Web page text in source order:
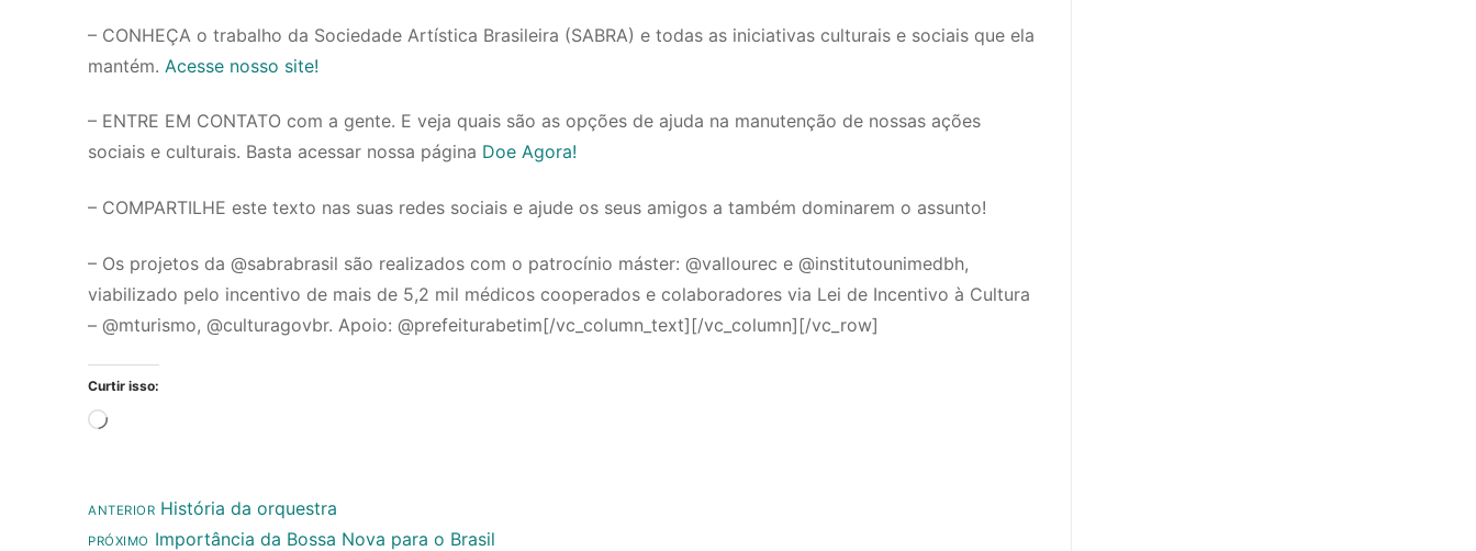
– CONHEÇA o trabalho da Sociedade Artística Brasileira (SABRA) e todas as iniciativas culturais e sociais que ela
mantém. Acesse nosso site!
– ENTRE EM CONTATO com a gente. E veja quais são as opções de ajuda na manutenção de nossas ações
sociais e culturais. Basta acessar nossa página Doe Agora!
– COMPARTILHE este texto nas suas redes sociais e ajude os seus amigos a também dominarem o assunto!
– Os projetos da @sabrabrasil são realizados com o patrocínio máster: @vallourec e @institutounimedbh,
viabilizado pelo incentivo de mais de 5,2 mil médicos cooperados e colaboradores via Lei de Incentivo à Cultura
– @mturismo, @culturagovbr. Apoio: @prefeiturabetim[/vc_column_text][/vc_column][/vc_row]
Curtir isso:
Carregando...
Navegação
ANTERIOR Post
anterior:
História da orquestra
PRÓXIMO Próximo
Importância da Bossa Nova para o Brasil